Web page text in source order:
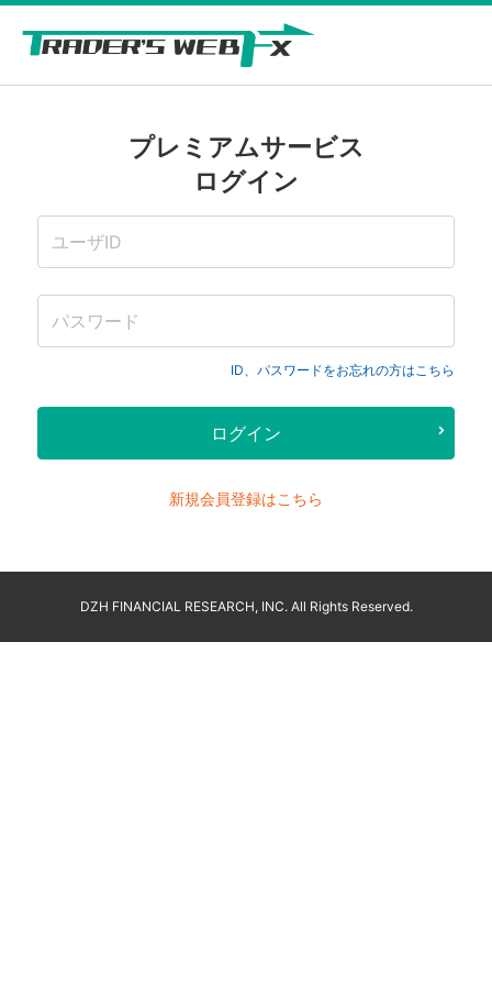
プレミアムサービス
ログイン
ID、パスワードをお忘れの方はこちら
新規会員登録はこちら
DZH FINANCIAL RESEARCH, INC. All Rights Reserved.